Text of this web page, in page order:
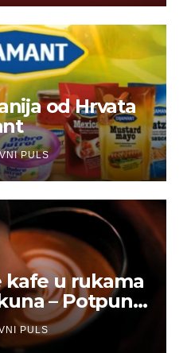
od Hrvata
PULS
kafe u rukama
– Potpuna
PULS